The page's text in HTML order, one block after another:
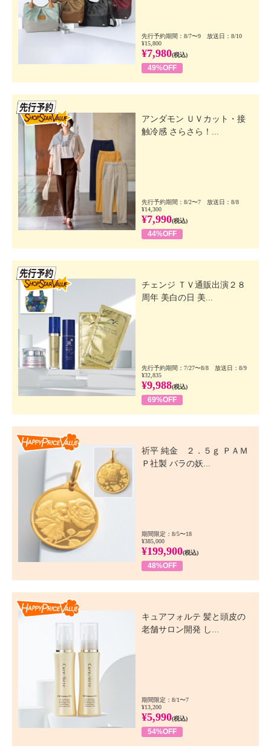
先行予約期間：8/7〜9 放送日：8/10
¥15,800
¥7,980(税込)
49%OFF
アンダモン ＵＶカット・接
触冷感 さらさら！...
先行予約期間：8/2〜7 放送日：8/8
¥14,300
¥7,990(税込)
44%OFF
チェンジ ＴＶ通販出演２８
周年 美白の日 美...
先行予約期間：7/27〜8/8 放送日：8/9
¥32,835
¥9,988(税込)
69%OFF
祈平 純金 ２．５ｇ ＰＡＭ
Ｐ社製 バラの妖...
期間限定：8/5〜18
¥385,000
¥199,900(税込)
48%OFF
キュアフォルテ 髪と頭皮の
老舗サロン開発 し...
期間限定：8/1〜7
¥13,200
¥5,990(税込)
54%OFF